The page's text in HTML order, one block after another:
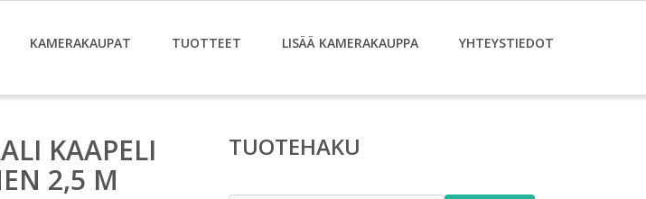
KAMERAKAUPAT TUOTTEET LISÄÄ KAMERAKAUPPA YHTEYSTIEDOT
KAAPELI
2,5 M
TUOTEHAKU